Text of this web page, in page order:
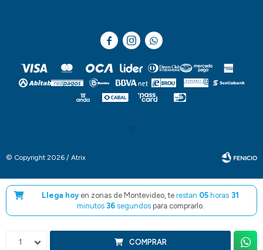
Llega hoy en zonas de Montevideo, te restan 05horas 31
minutos 35segundos para comprarlo.
1 COMPRAR
  
© Copyright 2026 / Atrix
Fenicio